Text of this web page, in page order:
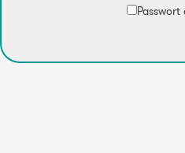
Passwort